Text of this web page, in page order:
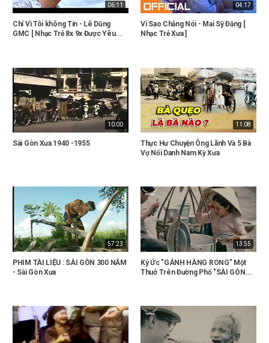
06:11
Chỉ Vì Tôi không Tin - Lê Dũng
GMC [ Nhạc Trẻ 8x 9x Được Yêu...
04:17
Vì Sao Chẳng Nói - Mai Sỹ Đằng [
Nhạc Trẻ Xưa ]
10:00
Sài Gòn Xưa 1940 -1955
11:08
Thực Hư Chuyện Ông Lãnh Và 5 Bà
Vợ Nổi Danh Nam Kỳ Xưa
57:23
PHIM TÀI LIỆU : SÀI GÒN 300 NĂM
- Sài Gòn Xưa
13:55
Ký Ức "GÁNH HÀNG RONG" Một
Thuở Trên Đường Phố "SÀI GÒN...